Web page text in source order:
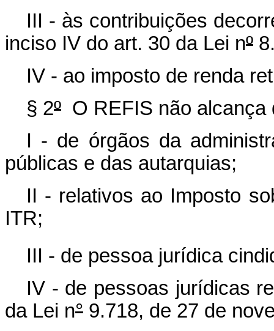
III - às contribuições
inciso IV do art. 30 da Lei nº
IV - ao imposto de renda
§ 2º O REFIS não alcança
I - de órgãos da
públicas e das autarquias;
II - relativos ao Imposto
ITR;
III - de pessoa jurídica
IV - de pessoas jurídicas
da Lei n° 9.718, de 27 de